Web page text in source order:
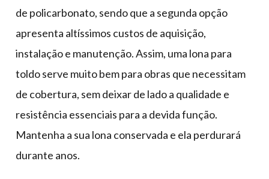
de policarbonato, sendo que a segunda opção
apresenta altíssimos custos de aquisição,
instalação e manutenção. Assim, uma lona para
toldo serve muito bem para obras que necessitam
de cobertura, sem deixar de lado a qualidade e
resistência essenciais para a devida função.
Mantenha a sua lona conservada e ela perdurará
durante anos.